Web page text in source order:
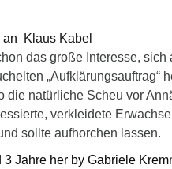
an
Klaus Kabel
das große Interesse, sich
„Aufklärungsauftrag“
die natürliche Scheu vor
verkleidete
sollte aufhorchen lassen.
3 Jahre her by Gabriele